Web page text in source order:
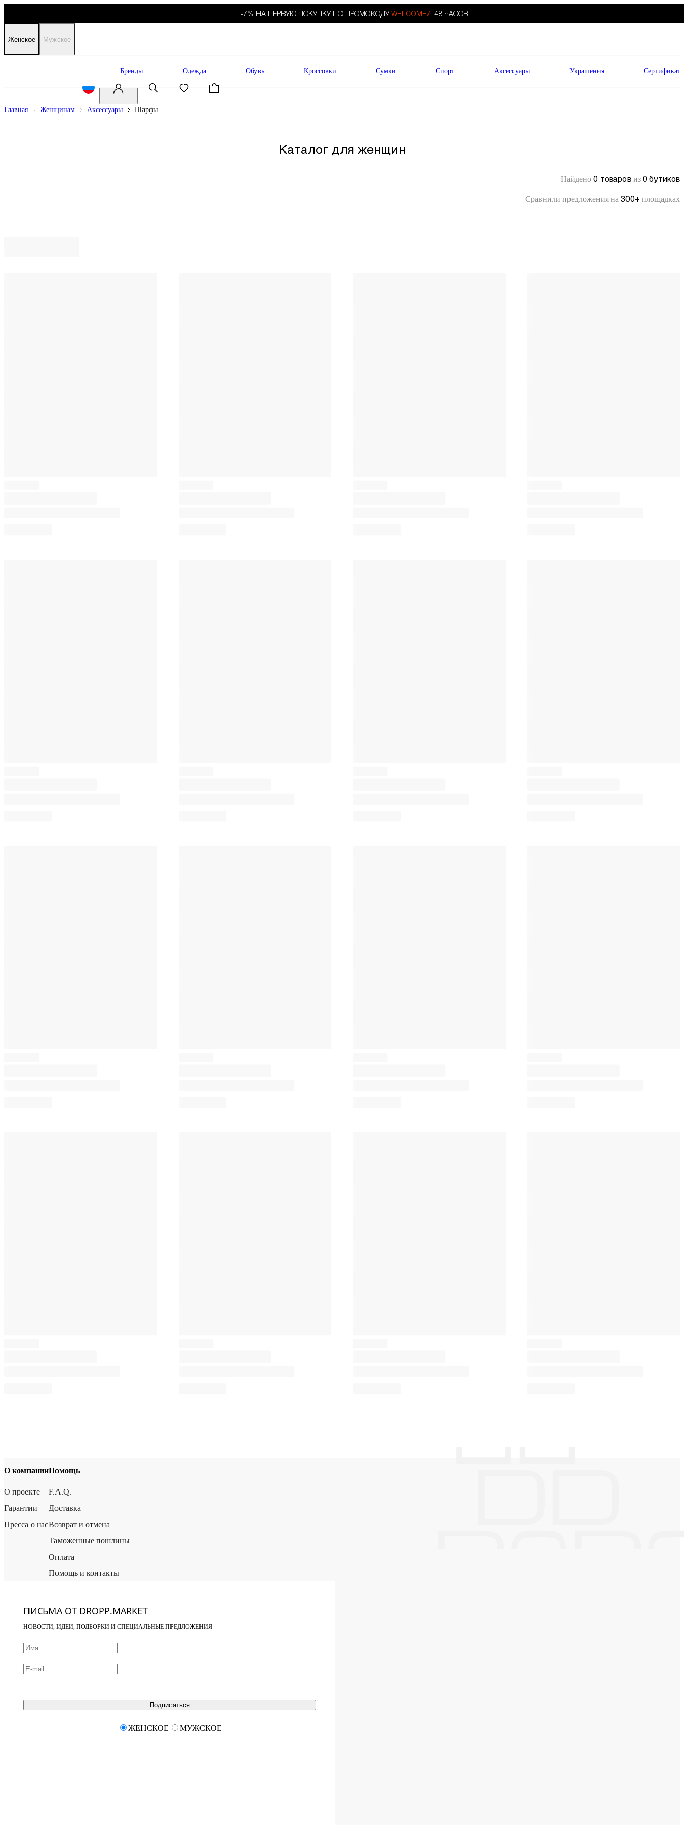
-7% НА ПЕРВУЮ ПОКУПКУ ПО ПРОМОКОДУ WELCOME7. 48 ЧАСОВ
Женское Мужское
Бренды Одежда Обувь Кроссовки Сумки Спорт Аксессуары Украшения Сертификат
Главная Женщинам Аксессуары Шарфы
Каталог для женщин
Найдено 0 товаров из 0 бутиков
Сравнили предложения на 300+ площадках
О компании
О проекте
Гарантии
Пресса о нас
Помощь
F.A.Q.
Доставка
Возврат и отмена
Таможенные пошлины
Оплата
Помощь и контакты
ПИСЬМА ОТ DROPP.MARKET
НОВОСТИ, ИДЕИ, ПОДБОРКИ И СПЕЦИАЛЬНЫЕ ПРЕДЛОЖЕНИЯ
Подписаться
ЖЕНСКОЕ МУЖСКОЕ